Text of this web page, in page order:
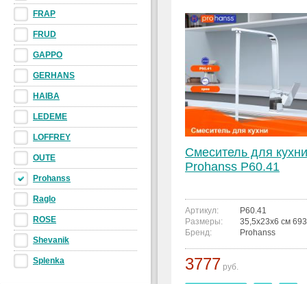
FRAP
FRUD
GAPPO
GERHANS
HAIBA
LEDEME
LOFFREY
OUTE
Prohanss
Raglo
ROSE
Shevanik
Splenka
Смеситель для кухни
Prohanss P60.41
Артикул:
P60.41
Размеры:
35,5x23x6 см
Бренд:
Prohanss
3777 руб.